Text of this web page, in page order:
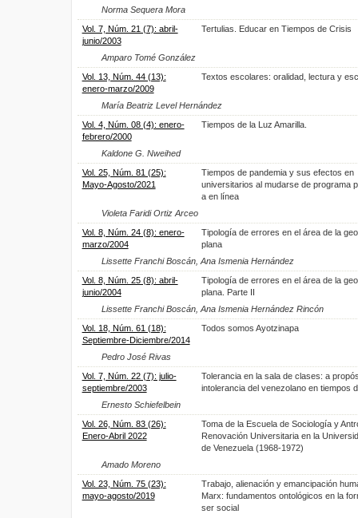
Norma Sequera Mora
Vol. 7, Núm. 21 (7): abril-
junio/2003
Tertulias. Educar en Tiempos de Crisis
Amparo Tomé González
Vol. 13, Núm. 44 (13):
enero-marzo/2009
Textos escolares: oralidad, lectura y
María Beatriz Level Hernández
Vol. 4, Núm. 08 (4): enero-
febrero/2000
Tiempos de la Luz Amarilla.
Kaldone G. Nweihed
Vol. 25, Núm. 81 (25):
Mayo-Agosto/2021
Tiempos de pandemia y sus efectos en
universitarios al mudarse de programa
a en línea
Violeta Faridi Ortiz Arceo
Vol. 8, Núm. 24 (8): enero-
marzo/2004
Tipología de errores en el área de la
plana
Lissette Franchi Boscán, Ana Ismenia Hernández
Vol. 8, Núm. 25 (8): abril-
junio/2004
Tipología de errores en el área de la
plana. Parte II
Lissette Franchi Boscán, Ana Ismenia Hernández Rincón
Vol. 18, Núm. 61 (18):
Septiembre-Diciembre/2014
Todos somos Ayotzinapa
Pedro José Rivas
Vol. 7, Núm. 22 (7): julio-
septiembre/2003
Tolerancia en la sala de clases: a
intolerancia del venezolano en tiempos
Ernesto Schiefelbein
Vol. 26, Núm. 83 (26):
Enero-Abril 2022
Toma de la Escuela de Sociología y
Renovación Universitaria en la
de Venezuela (1968-1972)
Amado Moreno
Vol. 23, Núm. 75 (23):
mayo-agosto/2019
Trabajo, alienación y emancipación
Marx: fundamentos ontológicos en la
ser social